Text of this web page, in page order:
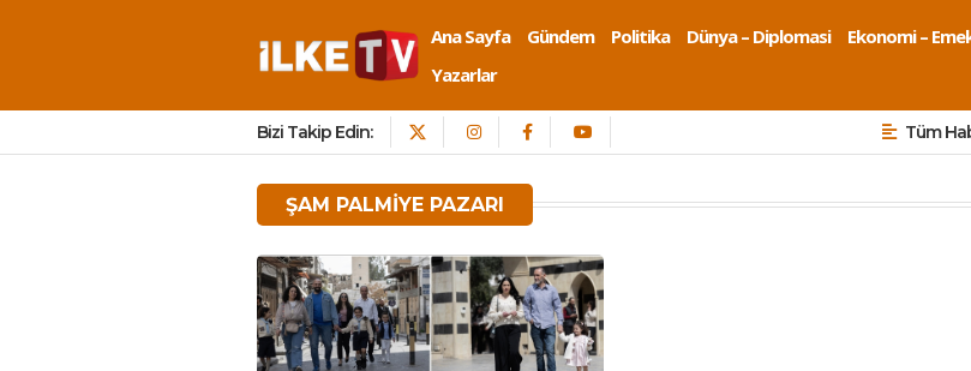
Ana Sayfa Gündem Politika Dünya – Diplomasi Ekonomi –
Yazarlar
Bizi Takip Edin: Tüm
ŞAM PALMIYE PAZARI